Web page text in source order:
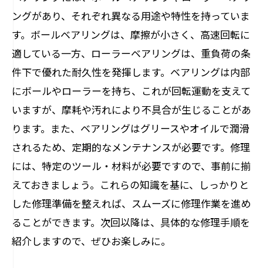
ングがあり、それぞれ異なる用途や特性を持っていま
す。ボールベアリングは、摩擦が小さく、高速回転に
適している一方、ローラーベアリングは、重負荷の条
件下で優れた耐久性を発揮します。ベアリングは内部
にボールやローラーを持ち、これが回転運動を支えて
いますが、摩耗や汚れにより不具合が生じることがあ
ります。また、ベアリングはグリースやオイルで潤滑
されるため、定期的なメンテナンスが必要です。修理
には、特定のツール・材料が必要ですので、事前に揃
えておきましょう。これらの知識を基に、しっかりと
した修理準備を整えれば、スムーズに修理作業を進め
ることができます。次回以降は、具体的な修理手順を
紹介しますので、ぜひお楽しみに。